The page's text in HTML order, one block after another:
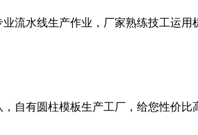
流水线生产作业，厂家熟练技工运用
自有圆柱模板生产工厂，给您性价比